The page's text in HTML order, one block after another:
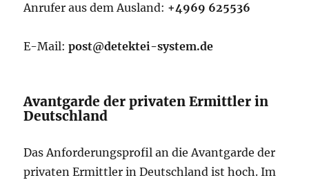
Anrufer aus dem Ausland: +4969 625536
E-Mail:post@detektei-system.de
Avantgarde der privaten Ermittler in
Deutschland
Das Anforderungsprofil an die Avantgarde der
privaten Ermittler in Deutschland ist hoch. Im